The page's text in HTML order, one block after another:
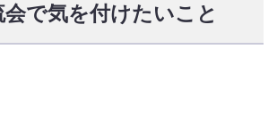
で気を付けたいこと